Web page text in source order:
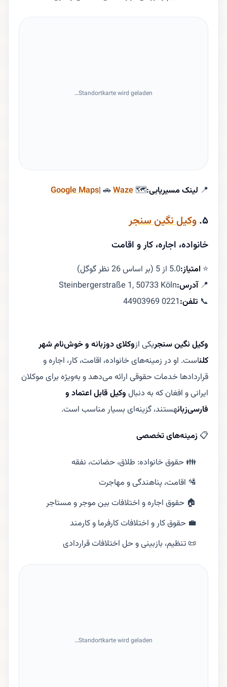
Standortkarte wird geladen…
📍 لینک مسیریابی:🗺
Google Maps| 🚗Waze
۵. وکیل نگین سنجر
خانواده، اجاره، کار و اقامت
⭐ امتیاز:5.0 از 5 (بر اساس 26 نظر گوگل)
📍آدرس:Steinbergerstraße 1, 50733 Köln
📞 تلفن:0221 44903969
وکیل نگین سنجریکی ازوکلای دوزبانه و خوش‌نام شهر
کلناست. او در زمینه‌های خانواده، اقامت، کار، اجاره و
قراردادها خدمات حقوقی ارائه می‌دهد و به‌ویژه برای موکلان
ایرانی و افغان که به دنبالوکیل قابل اعتماد و
فارسی‌زبانهستند، گزینه‌ای بسیار مناسب است.
📋زمینه‌های تخصصی
👪 حقوق خانواده: طلاق، حضانت، نفقه
🛂 اقامت، پناهندگی و مهاجرت
🏠 حقوق اجاره و اختلافات بین موجر و مستاجر
💼 حقوق کار و اختلافات کارفرما و کارمند
📜 تنظیم، بازبینی و حل اختلافات قراردادی
Standortkarte wird geladen…